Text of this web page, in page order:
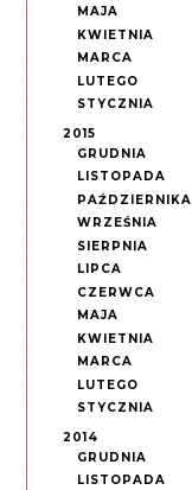
MAJA
KWIETNIA
MARCA
LUTEGO
STYCZNIA
2015
GRUDNIA
LISTOPADA
PAŹDZIERNIKA
WRZEŚNIA
SIERPNIA
LIPCA
CZERWCA
MAJA
KWIETNIA
MARCA
LUTEGO
STYCZNIA
2014
GRUDNIA
LISTOPADA